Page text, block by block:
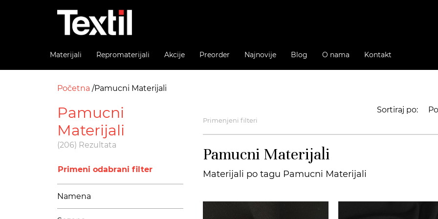
Materijali Repromaterijali Akcije Preorder Najnovije Blog O nama Kontakt
Početna Pamucni Materijali
Pamucni
Materijali
(206) Rezultata
Primeni odabrani filter
Namena
Sortiraj po:
Primenjeni filteri
Pamucni Materijali
Materijali po tagu Pamucni Materijali